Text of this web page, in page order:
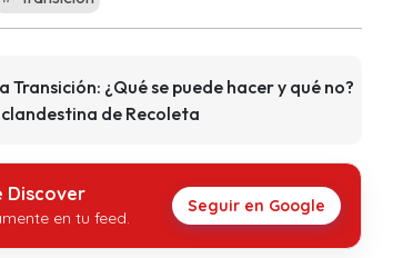
¿Qué se puede hacer y qué no?
de Recoleta
Discover
en tu feed.
Seguir en Google